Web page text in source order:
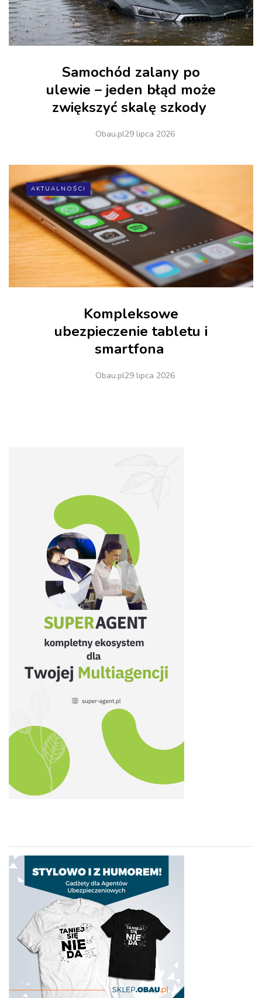
Samochód zalany po
ulewie – jeden błąd może
zwiększyć skalę szkody
Obau.pl29 lipca 2026
AKTUALNOŚCI
Kompleksowe
ubezpieczenie tabletu i
smartfona
Obau.pl29 lipca 2026